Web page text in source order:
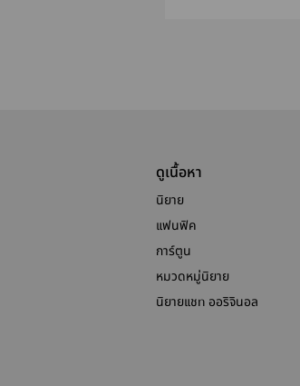
ดูเนื้อหา
นิยาย
แฟนฟิค
การ์ตูน
หมวดหมู่นิยาย
นิยายแชท ออริจินอล